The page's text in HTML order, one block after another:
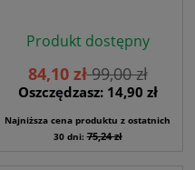
Produkt dostępny
84,10 zł99,00 zł
Oszczędzasz: 14,90 zł
Najniższa cena produktu z ostatnich
30 dni:75,24 zł